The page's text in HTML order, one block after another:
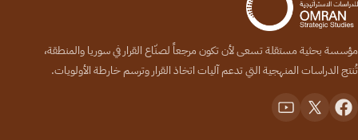
مؤسسة بحثية مستقلة تسعى لأن تكون مرجعاً لصنّاع القرار في سوريا والمنطقة،
تُنتج الدراسات المنهجية التي تدعم آليات اتخاذ القرار وترسم خارطة الأولويات.